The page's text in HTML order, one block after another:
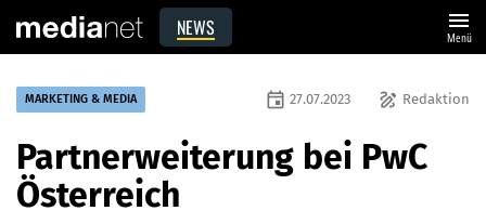
NEWS menu
Menü
MARKETING & MEDIA draw Redaktion
event 27.07.2023
Partnerweiterung bei PwC
Österreich